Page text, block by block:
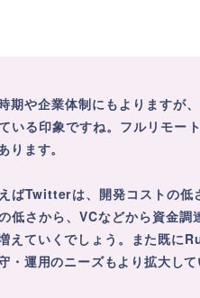
期や企業体制にもよりますが
いる印象ですね。フルリモー
ります。
ばTwitterは、開発コストの低
低さから、VCなどから資金
えていくでしょう。また既に
・運用のニーズもより拡大して